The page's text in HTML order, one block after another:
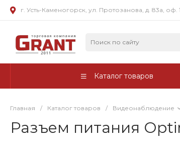
г. Усть-Каменогорск, ул. Протозанова, д. 83а, оф.
Каталог товаров
Главная / Каталог товаров / Видеонаблюдение
Разъем питания